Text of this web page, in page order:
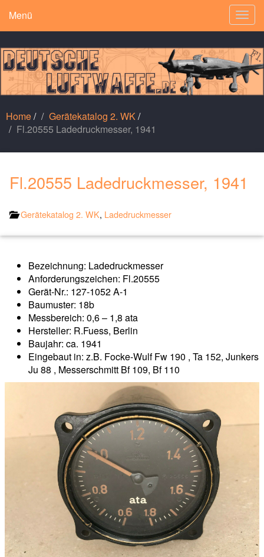
Menü
Home/ Gerätekatalog 2. WK/
Fl.20555 Ladedruckmesser, 1941
Fl.20555 Ladedruckmesser, 1941
Gerätekatalog 2. WK, Ladedruckmesser
Bezeichnung: Ladedruckmesser
Anforderungszeichen: Fl.20555
Gerät-Nr.: 127-1052 A-1
Baumuster: 18b
Messbereich: 0,6 – 1,8 ata
Hersteller: R.Fuess, Berlin
Baujahr: ca. 1941
Eingebaut in: z.B. Focke-Wulf Fw 190 , Ta 152, Junkers
Ju 88 , Messerschmitt Bf 109, Bf 110